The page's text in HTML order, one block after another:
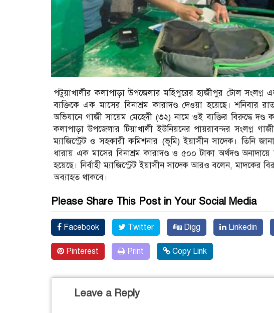
পটুয়াখালীর কলাপাড়া উপজেলার মহিপুরের হাজীপুর টোল সংলগ্ন
ব্যক্তিকে এক মাসের বিনাশ্রম কারাদণ্ড দেওয়া হয়েছে। শনিবার
অভিযানে গাজী সায়েম মেহেদী (৩২) নামে ওই ব্যক্তির বিরুদ্ধে দণ্ড
কলাপাড়া উপজেলার টিয়াখালী ইউনিয়নের পায়রাবন্দর সংলগ্ন
ম্যাজিস্ট্রেট ও সহকারী কমিশনার (ভূমি) ইয়াসীন সাদেক। তিনি
ধারায় এক মাসের বিনাশ্রম কারাদণ্ড ও ৫০০ টাকা অর্থদণ্ড
হয়েছে। নির্বাহী ম্যাজিস্ট্রেট ইয়াসীন সাদেক আরও বলেন, মাদকের
অব্যাহত থাকবে।
Please Share This Post in Your Social Media
Facebook Twitter Digg Linkedin
Pinterest Print Copy Link
Leave a Reply